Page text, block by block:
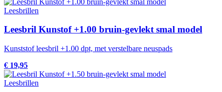
Leesbrillen
Leesbril Kunstof +1.00 bruin-gevlekt smal model
Kunststof leesbril +1.00 dpt, met verstelbare neuspads
€ 19,95
Leesbrillen